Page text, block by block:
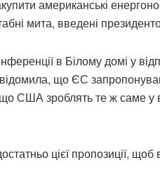
американські
мита, введені
в Білому домі у
що ЄС
США зроблять те ж саме у
цієї пропозиції,